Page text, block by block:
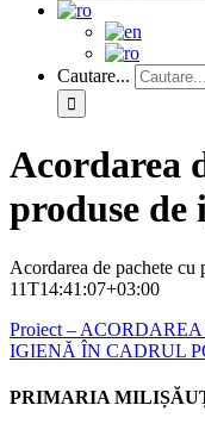
Cautare...
Acordarea
produse de
Acordarea de pachete cu
11T14:41:07+03:00
Proiect –
IGIENĂ ÎN CADRUL
PRIMARIA